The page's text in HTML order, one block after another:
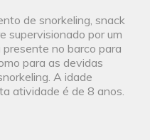
de snorkeling, snack
supervisionado por um
no barco para
para as devidas
A idade
atividade é de 8 anos.